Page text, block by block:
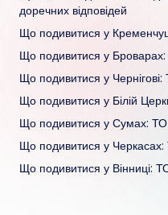
доречних відповідей
Що подивитися у
Що подивитися у Броварах:
Що подивитися у Чернігові:
Що подивитися у Білій
Що подивитися у Сумах:
Що подивитися у Черкасах:
Що подивитися у Вінниці: